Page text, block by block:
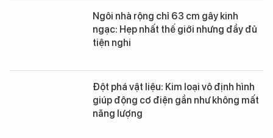
Ngôi nhà rộng chỉ 63 cm gây kinh
ngạc: Hẹp nhất thế giới nhưng đầy đủ
tiện nghi
Đột phá vật liệu: Kim loại vô định hình
giúp động cơ điện gần như không mất
năng lượng